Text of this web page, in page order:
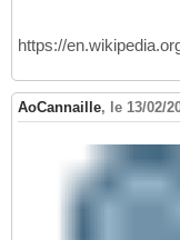
https://
AoCannaille, le 13/02/